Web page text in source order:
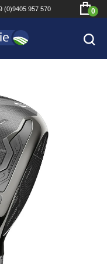
(0)9405 957 570 0
Cartbag